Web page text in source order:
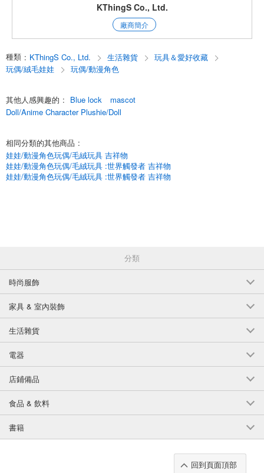
KThingS Co., Ltd.
廠商簡介
種類 : KThingS Co., Ltd. 生活雜貨
玩具＆愛好收藏
玩偶/絨毛娃娃
玩偶/動漫角色
其他人感興趣的 : Blue lock
mascot
Doll/Anime Character Plushie/Doll
相同分類的其他商品 :
娃娃/動漫角色玩偶/毛絨玩具 吉祥物
娃娃/動漫角色玩偶/毛絨玩具 :世界觸發者 吉祥物
娃娃/動漫角色玩偶/毛絨玩具 :世界觸發者 吉祥物
分類
時尚服飾
家具 & 室內裝飾
生活雜貨
電器
店鋪備品
食品 & 飲料
書籍
回到頁面頂部